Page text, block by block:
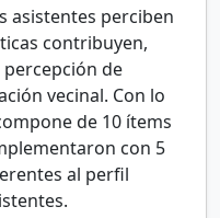
asistentes perciben
contribuyen,
de
vecinal. Con lo
de 10 ítems
con 5
al perfil